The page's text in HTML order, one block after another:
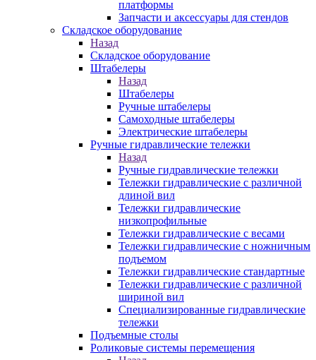
платформы
Запчасти и аксессуары для стендов
Складское оборудование
Назад
Складское оборудование
Штабелеры
Назад
Штабелеры
Ручные штабелеры
Самоходные штабелеры
Электрические штабелеры
Ручные гидравлические тележки
Назад
Ручные гидравлические тележки
Тележки гидравлические с различной
длиной вил
Тележки гидравлические
низкопрофильные
Тележки гидравлические с весами
Тележки гидравлические с ножничным
подъемом
Тележки гидравлические стандартные
Тележки гидравлические с различной
шириной вил
Специализированные гидравлические
тележки
Подъемные столы
Роликовые системы перемещения